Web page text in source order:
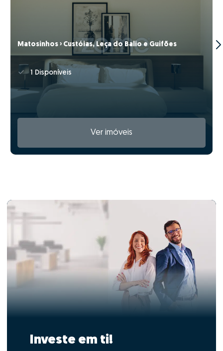
Matosinhos › Custóias, Leça do Balio e Guifões
1 Disponíveis
Ver imóveis
Investe em ti!